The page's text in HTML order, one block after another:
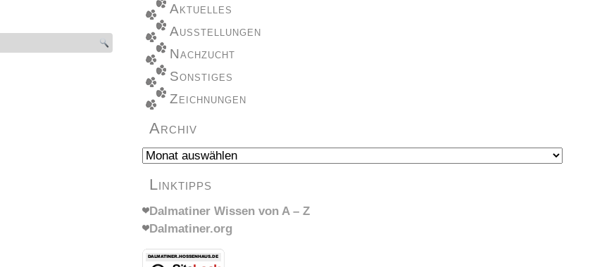
Aktuelles
Ausstellungen
Nachzucht
Sonstiges
Zeichnungen
Archiv
Archiv
Linktipps
Dalmatiner Wissen von A – Z
Dalmatiner.org